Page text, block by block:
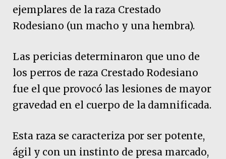
ejemplares de la raza Crestado
Rodesiano (un macho y una hembra).
Las pericias determinaron que uno de
los perros de raza Crestado Rodesiano
fue el que provocó las lesiones de mayor
gravedad en el cuerpo de la damnificada.
Esta raza se caracteriza por ser potente,
ágil y con un instinto de presa marcado,